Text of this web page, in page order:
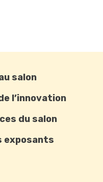
salon
l’innovation
du salon
exposants